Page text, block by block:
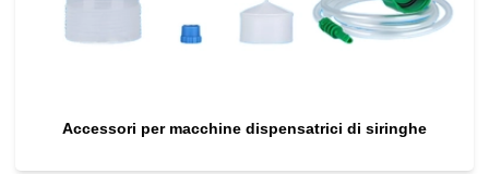
Accessori per macchine dispensatrici di siringhe